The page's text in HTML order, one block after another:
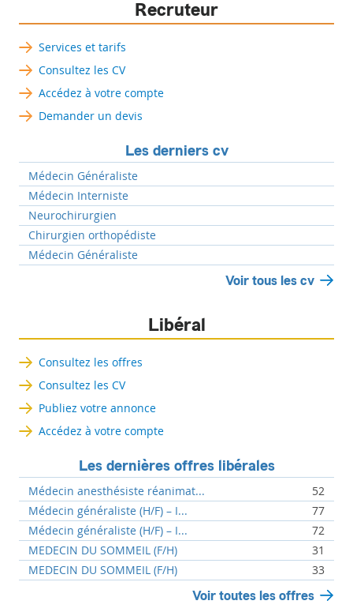
Recruteur
Services et tarifs
Consultez les CV
Accédez à votre compte
Demander un devis
Les derniers cv
Médecin Généraliste
Médecin Interniste
Neurochirurgien
Chirurgien orthopédiste
Médecin Généraliste
Voir tous les cv
Libéral
Consultez les offres
Consultez les CV
Publiez votre annonce
Accédez à votre compte
Les dernières offres libérales
Médecin anesthésiste réanimat...
52
Médecin généraliste (H/F) – I...
77
Médecin généraliste (H/F) – I...
72
MEDECIN DU SOMMEIL (F/H)
31
MEDECIN DU SOMMEIL (F/H)
33
Voir toutes les offres